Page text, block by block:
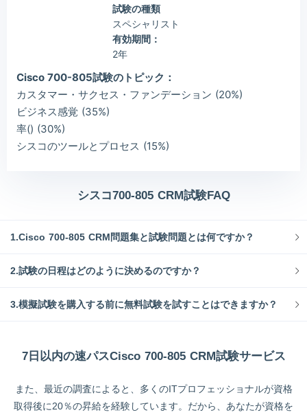
試験の種類
スペシャリスト
有効期間：
2年
Cisco 700-805試験のトピック：
カスタマー・サクセス・ファンデーション (20%)
ビジネス感覚 (35%)
率() (30%)
シスコのツールとプロセス (15%)
シスコ700-805 CRM試験FAQ
1.Cisco 700-805 CRM問題集と試験問題とは何ですか？
2.試験の日程はどのように決めるのですか？
3.模擬試験を購入する前に無料試験を試すことはできますか？
7日以内の速パスCisco 700-805 CRM試験サービス
また、最近の調査によると、多くのITプロフェッショナルが資格
取得後に20％の昇給を経験しています。だから、あなたが資格を